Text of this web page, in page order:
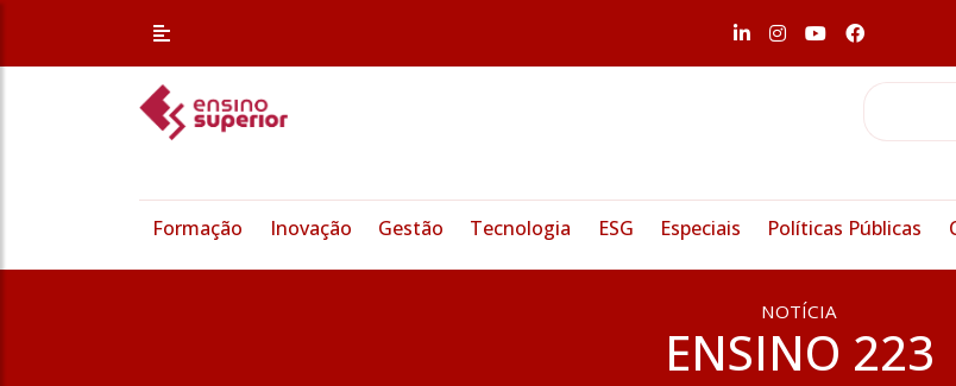
Formação Inovação Gestão Tecnologia ESG Especiais Políticas Públicas
NOTÍCIA
ENSINO 223